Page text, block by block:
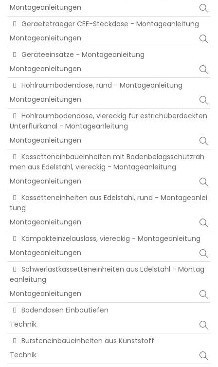
Montageanleitungen
Geraetetraeger CEE-Steckdose - Montageanleitung
Montageanleitungen
Geräteeinsätze - Montageanleitung
Montageanleitungen
Hohlraumbodendose, rund - Montageanleitung
Montageanleitungen
Hohlraumbodendose, viereckig für estrichüberdeckten
Unterflurkanal - Montageanleitung
Montageanleitungen
Kassetteneinbaueinheiten mit Bodenbelagsschutzrah
men aus Edelstahl, viereckig - Montageanleitung
Montageanleitungen
Kassetteneinheiten aus Edelstahl, rund - Montageanlei
tung
Montageanleitungen
Kompakteinzelauslass, viereckig - Montageanleitung
Montageanleitungen
Schwerlastkassetteneinheiten aus Edelstahl - Montag
eanleitung
Montageanleitungen
Bodendosen Einbautiefen
Technik
Bürsteneinbaueinheiten aus Kunststoff
Technik